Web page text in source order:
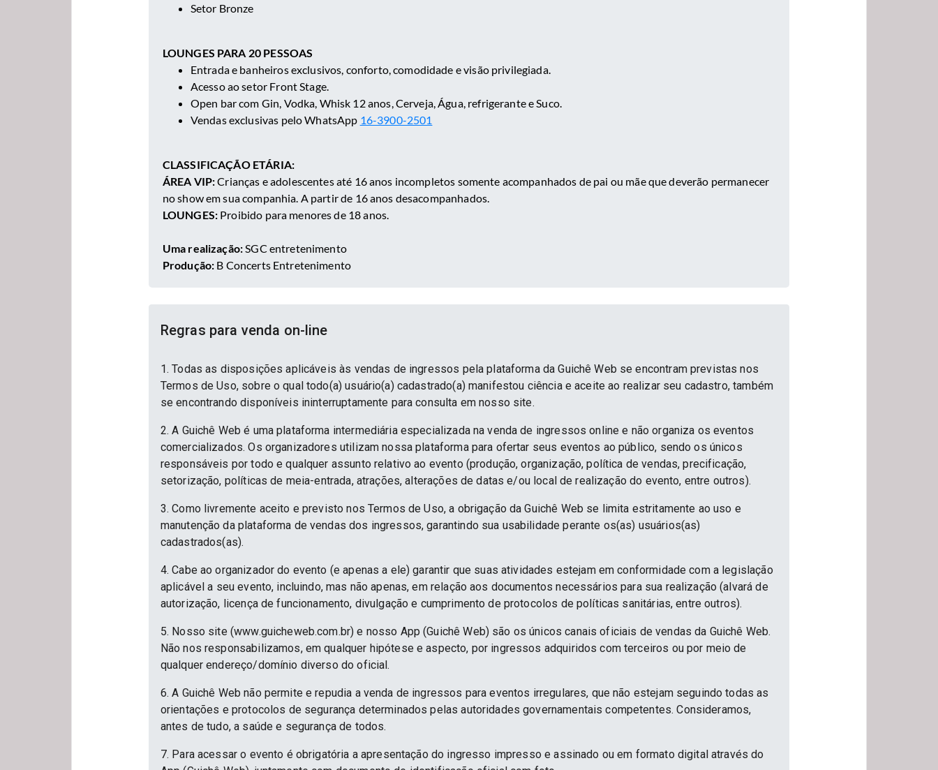
Setor Bronze
LOUNGES PARA 20 PESSOAS
Entrada e banheiros exclusivos, conforto, comodidade e visão privilegiada.
Acesso ao setor Front Stage.
Open bar com Gin, Vodka, Whisk 12 anos, Cerveja, Água, refrigerante e Suco.
Vendas exclusivas pelo WhatsApp 16-3900-2501
CLASSIFICAÇÃO ETÁRIA:
ÁREA VIP:Crianças e adolescentes até 16 anos incompletos somente acompanhados de pai ou mãe que deverão permanecer
no show em sua companhia. A partir de 16 anos desacompanhados.
LOUNGES: Proibido para menores de 18 anos.
Uma realização: SGC entretenimento
Produção: B Concerts Entretenimento
Regras para venda on-line
1. Todas as disposições aplicáveis às vendas de ingressos pela plataforma da Guichê Web se encontram previstas nos
Termos de Uso, sobre o qual todo(a) usuário(a) cadastrado(a) manifestou ciência e aceite ao realizar seu cadastro, também
se encontrando disponíveis ininterruptamente para consulta em nosso site.
2. A Guichê Web é uma plataforma intermediária especializada na venda de ingressos online e não organiza os eventos
comercializados. Os organizadores utilizam nossa plataforma para ofertar seus eventos ao público, sendo os únicos
responsáveis por todo e qualquer assunto relativo ao evento (produção, organização, política de vendas, precificação,
setorização, políticas de meia-entrada, atrações, alterações de datas e/ou local de realização do evento, entre outros).
3. Como livremente aceito e previsto nos Termos de Uso, a obrigação da Guichê Web se limita estritamente ao uso e
manutenção da plataforma de vendas dos ingressos, garantindo sua usabilidade perante os(as) usuários(as)
cadastrados(as).
4. Cabe ao organizador do evento (e apenas a ele) garantir que suas atividades estejam em conformidade com a legislação
aplicável a seu evento, incluindo, mas não apenas, em relação aos documentos necessários para sua realização (alvará de
autorização, licença de funcionamento, divulgação e cumprimento de protocolos de políticas sanitárias, entre outros).
5. Nosso site (www.guicheweb.com.br) e nosso App (Guichê Web) são os únicos canais oficiais de vendas da Guichê Web.
Não nos responsabilizamos, em qualquer hipótese e aspecto, por ingressos adquiridos com terceiros ou por meio de
qualquer endereço/domínio diverso do oficial.
6. A Guichê Web não permite e repudia a venda de ingressos para eventos irregulares, que não estejam seguindo todas as
orientações e protocolos de segurança determinados pelas autoridades governamentais competentes. Consideramos,
antes de tudo, a saúde e segurança de todos.
7. Para acessar o evento é obrigatória a apresentação do ingresso impresso e assinado ou em formato digital através do